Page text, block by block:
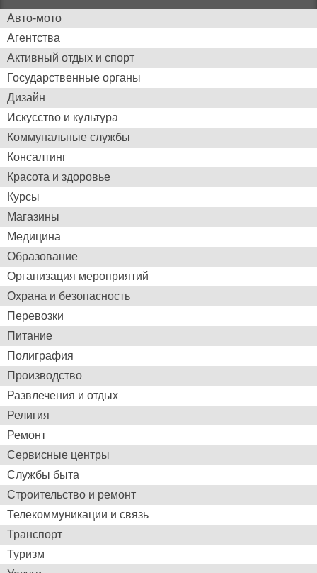
Авто-мото
Агентства
Активный отдых и спорт
Государственные органы
Дизайн
Искуcство и культура
Коммунальные службы
Консалтинг
Красота и здоровье
Курсы
Магазины
Медицина
Образование
Организация мероприятий
Охрана и безопасность
Перевозки
Питание
Полиграфия
Производство
Развлечения и отдых
Религия
Ремонт
Сервисные центры
Службы быта
Строительство и ремонт
Телекоммуникации и связь
Транспорт
Туризм